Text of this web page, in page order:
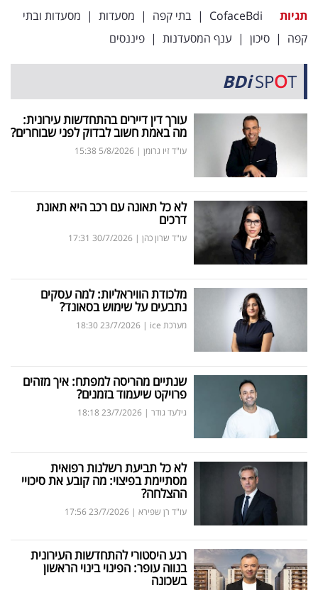
תגיות CofaceBdi
| בתי קפה | מסעדות | מסעדות ובתי
קפה | סיכון | ענף המסעדנות | פיננסים
BDiSPOT
עורך דין דיירים בהתחדשות עירונית:
מה באמת חשוב לבדוק לפני שבוחרים?
עו"ד זיו גרומן |
5/8/2026
15:38
לא כל תאונה עם רכב היא תאונת
דרכים
עו"ד שרון כהן |
30/7/2026
17:31
מלכודת הוויראליות: למה עסקים
נתבעים על שימוש בסאונד?
מערכת ice |
23/7/2026
18:30
שנתיים מהריסה למפתח: איך מזהים
פרויקט שיעמוד בזמנים?
גילעד גודר |
23/7/2026
18:18
לא כל תביעת רשלנות רפואית
מסתיימת בפיצוי: מה קובע את סיכויי
ההצלחה?
עו"ד רן שפירא |
23/7/2026
17:56
רגע היסטורי להתחדשות העירונית
בנווה עופר: הפינוי בינוי הראשון
בשכונה